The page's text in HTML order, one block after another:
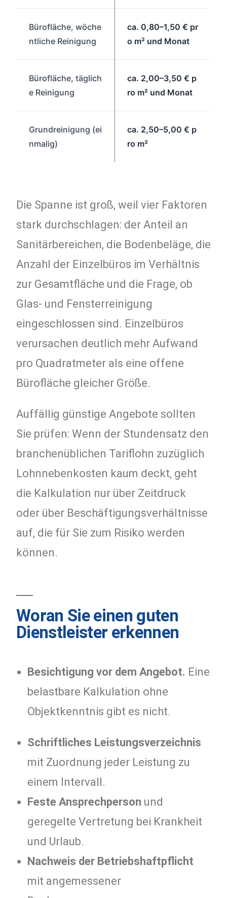
Bürofläche, wöche
ntliche Reinigung
ca. 0,80–1,50 € pr
o m² und Monat
Bürofläche, täglich
e Reinigung
ca. 2,00–3,50 € p
ro m² und Monat
Grundreinigung (ei
nmalig)
ca. 2,50–5,00 € p
ro m²
Die Spanne ist groß, weil vier Faktoren
stark durchschlagen: der Anteil an
Sanitärbereichen, die Bodenbeläge, die
Anzahl der Einzelbüros im Verhältnis
zur Gesamtfläche und die Frage, ob
Glas- und Fensterreinigung
eingeschlossen sind. Einzelbüros
verursachen deutlich mehr Aufwand
pro Quadratmeter als eine offene
Bürofläche gleicher Größe.
Auffällig günstige Angebote sollten
Sie prüfen: Wenn der Stundensatz den
branchenüblichen Tariflohn zuzüglich
Lohnnebenkosten kaum deckt, geht
die Kalkulation nur über Zeitdruck
oder über Beschäftigungsverhältnisse
auf, die für Sie zum Risiko werden
können.
Woran Sie einen guten
Dienstleister erkennen
Besichtigung vor dem Angebot. Eine
belastbare Kalkulation ohne
Objektkenntnis gibt es nicht.
Schriftliches Leistungsverzeichnis
mit Zuordnung jeder Leistung zu
einem Intervall.
Feste Ansprechperson und
geregelte Vertretung bei Krankheit
und Urlaub.
Nachweis der Betriebshaftpflicht
mit angemessener